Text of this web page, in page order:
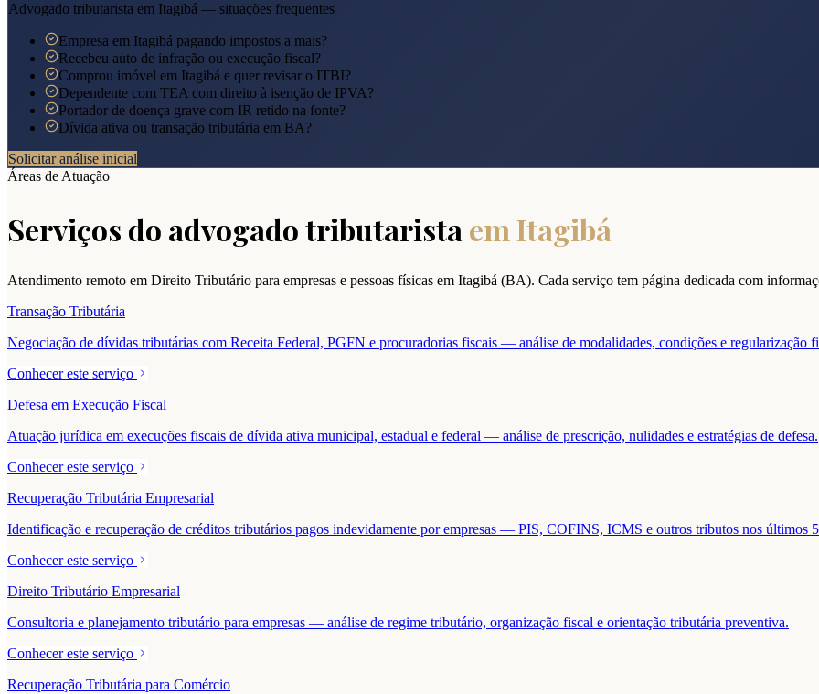
Advogado tributarista em Itagibá — situações frequentes
Empresa em Itagibá pagando impostos a mais?
Recebeu auto de infração ou execução fiscal?
Comprou imóvel em Itagibá e quer revisar o ITBI?
Dependente com TEA com direito à isenção de IPVA?
Portador de doença grave com IR retido na fonte?
Dívida ativa ou transação tributária em BA?
Solicitar análise inicial
Áreas de Atuação
Serviços do advogado tributaristaemItagibá
Atendimento remoto em Direito Tributário para empresas e pessoas físicas em Itagibá (BA). Cada serviço tem página dedicada com
Transação Tributária
Negociação de dívidas tributárias com Receita Federal, PGFN e procuradorias fiscais — análise de modalidades, condições e regularização
Conhecer este serviço
Defesa em Execução Fiscal
Atuação jurídica em execuções fiscais de dívida ativa municipal, estadual e federal — análise de prescrição, nulidades e estratégias de defesa.
Conhecer este serviço
Recuperação Tributária Empresarial
Identificação e recuperação de créditos tributários pagos indevidamente por empresas — PIS, COFINS, ICMS e outros tributos nos últimos
Conhecer este serviço
Direito Tributário Empresarial
Consultoria e planejamento tributário para empresas — análise de regime tributário, organização fiscal e orientação tributária preventiva.
Conhecer este serviço
Recuperação Tributária para Comércio